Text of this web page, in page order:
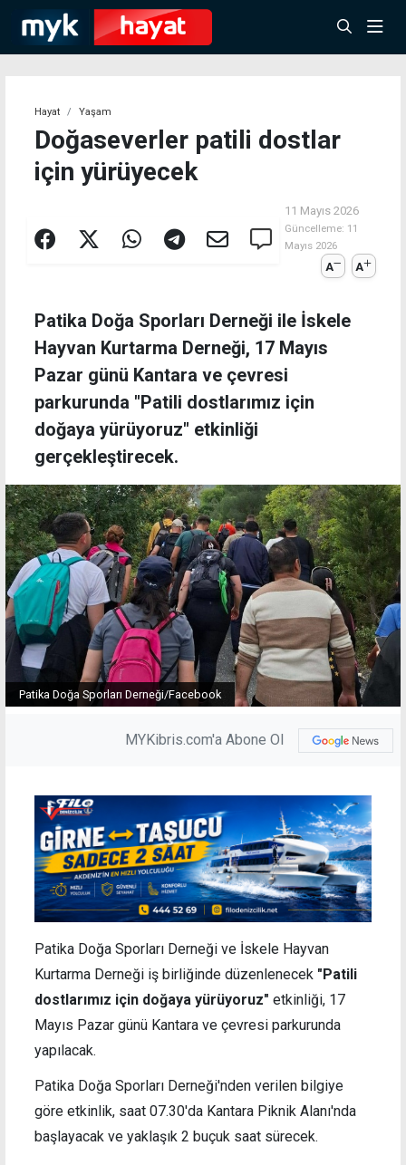
Hayat Yaşam
Doğaseverler patili dostlar
için yürüyecek
11 Mayıs 2026
Güncelleme: 11
Mayıs 2026
A A
Patika Doğa Sporları Derneği ile İskele
Hayvan Kurtarma Derneği, 17 Mayıs
Pazar günü Kantara ve çevresi
parkurunda "Patili dostlarımız için
doğaya yürüyoruz" etkinliği
gerçekleştirecek.
Patika Doğa Sporları Derneği/Facebook
MYKibris.com'a Abone Ol
Patika Doğa Sporları Derneği ve İskele Hayvan
Kurtarma Derneği iş birliğinde düzenlenecek "Patili
dostlarımız için doğaya yürüyoruz" etkinliği, 17
Mayıs Pazar günü Kantara ve çevresi parkurunda
yapılacak.
Patika Doğa Sporları Derneği'nden verilen bilgiye
göre etkinlik, saat 07.30'da Kantara Piknik Alanı'nda
başlayacak ve yaklaşık 2 buçuk saat sürecek.